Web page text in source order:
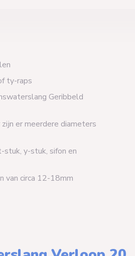
ty-raps
Geribbeld
er meerdere diameters
stuk, y-stuk, sifon en
van circa 12-18mm